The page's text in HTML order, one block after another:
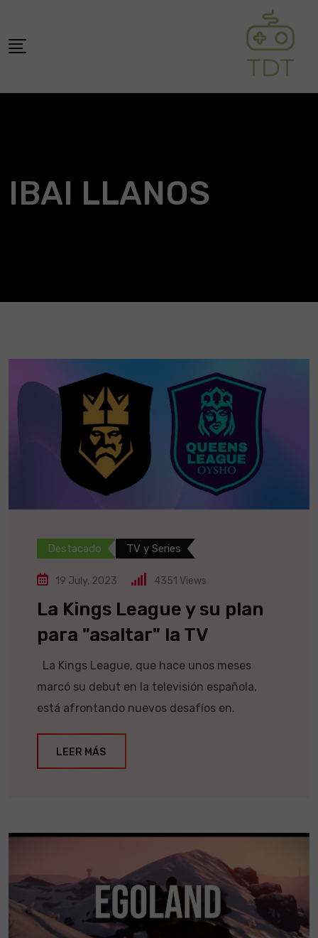
content
IBAI LLANOS
Destacado TV y Series
19 July, 2023 4351 Views
La Kings League y su plan
para "asaltar" la TV
La Kings League, que hace unos meses
marcó su debut en la televisión española,
está afrontando nuevos desafíos en.
LEER MÁS